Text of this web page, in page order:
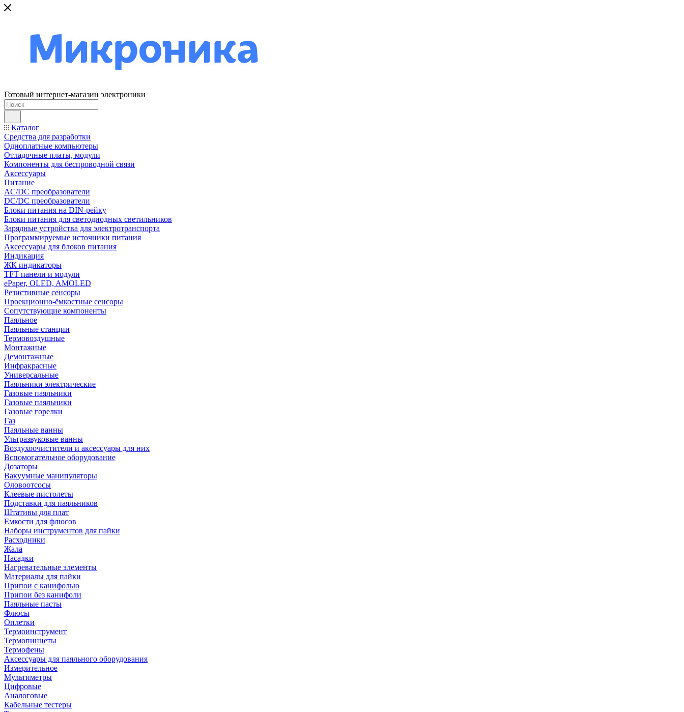
Готовый интернет-магазин электроники
Каталог
Средства для разработки
Одноплатные компьютеры
Отладочные платы, модули
Компоненты для беспроводной связи
Аксессуары
Питание
AC/DC преобразователи
DC/DC преобразователи
Блоки питания на DIN-рейку
Блоки питания для светодиодных светильников
Зарядные устройства для электротранспорта
Программируемые источники питания
Аксессуары для блоков питания
Индикация
ЖК индикаторы
TFT панели и модули
ePaper, OLED, AMOLED
Резистивные сенсоры
Проекционно-ёмкостные сенсоры
Сопутствующие компоненты
Паяльное
Паяльные станции
Термовоздушные
Монтажные
Демонтажные
Инфракрасные
Универсальные
Паяльники электрические
Газовые паяльники
Газовые паяльники
Газовые горелки
Газ
Паяльные ванны
Ультразвуковые ванны
Воздухоочистители и аксессуары для них
Вспомогательное оборудование
Дозаторы
Вакуумные манипуляторы
Оловоотсосы
Клеевые пистолеты
Подставки для паяльников
Штативы для плат
Емкости для флюсов
Наборы инструментов для пайки
Расходники
Жала
Насадки
Нагревательные элементы
Материалы для пайки
Припои с канифолью
Припои без канифоли
Паяльные пасты
Флюсы
Оплетки
Термоинструмент
Термопинцеты
Термофены
Аксессуары для паяльного оборудования
Измерительное
Мультиметры
Цифровые
Аналоговые
Кабельные тестеры